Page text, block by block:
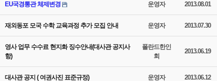
EU국경통관 체제변경 운영자 2013.08.01
재외동포 모국 수학 교육과정 추가 모집 안내 운영자 2013.07.30
영사 업무 수수료 현지화 징수안내(대사관 공지사
항)
폴란드한인
회
2013.06.19
대사관 공지 ( 여권사진 표준규정) 운영자 2013.06.12